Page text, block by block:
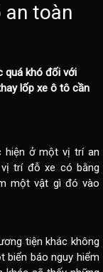
an toàn
quá khó đối với
lốp xe ô tô cần
hiện ở một vị trí an
vị trí đỗ xe có bằng
một vật gì đó vào
tiện khác không
biển báo nguy hiểm